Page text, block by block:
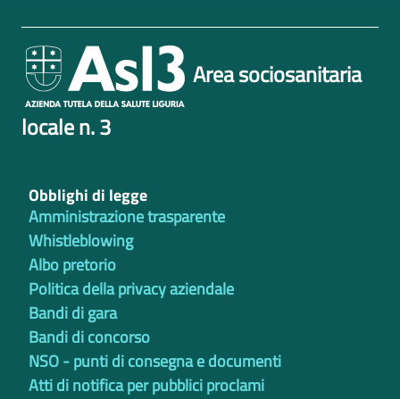
Area sociosanitaria
locale n. 3
Obblighi di legge
Amministrazione trasparente
Whistleblowing
Albo pretorio
Politica della privacy aziendale
Bandi di gara
Bandi di concorso
NSO - punti di consegna e documenti
Atti di notifica per pubblici proclami